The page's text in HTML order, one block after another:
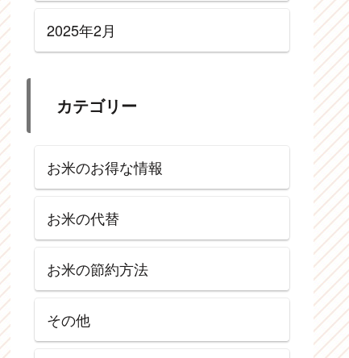
2025年2月
カテゴリー
お米のお得な情報
お米の代替
お米の節約方法
その他